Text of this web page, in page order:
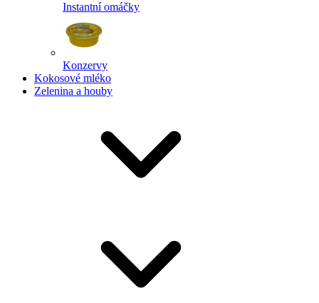
Instantní omáčky
Konzervy
Kokosové mléko
Zelenina a houby